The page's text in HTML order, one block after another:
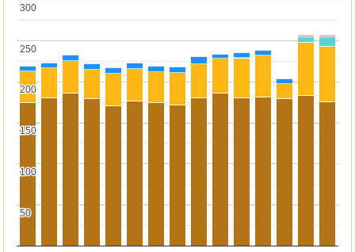
50
50
100
100
150
150
200
200
250
250
300
300